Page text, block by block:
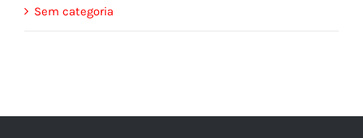
Sem categoria